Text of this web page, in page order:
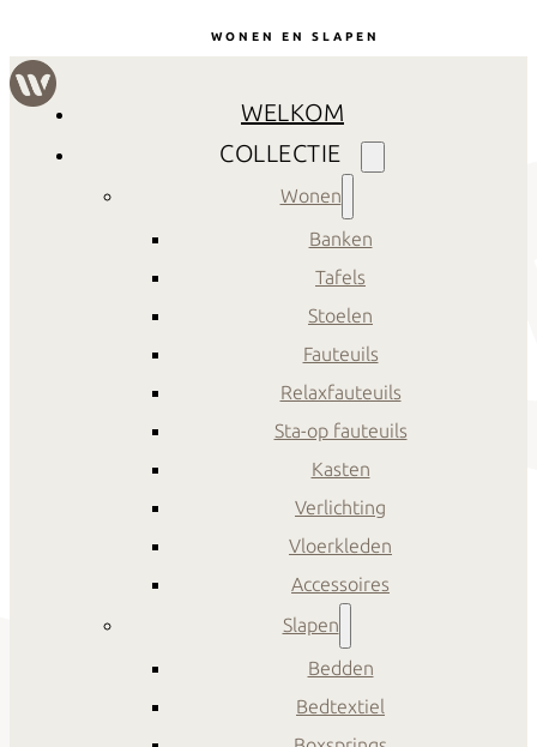
WONEN EN SLAPEN
WELKOM
COLLECTIE
Wonen
Banken
Tafels
Stoelen
Fauteuils
Relaxfauteuils
Sta-op fauteuils
Kasten
Verlichting
Vloerkleden
Accessoires
Slapen
Bedden
Bedtextiel